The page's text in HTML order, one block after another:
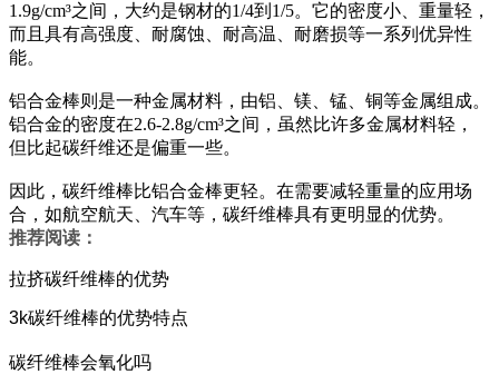
1.9g/cm³之间，大约是钢材的1/4到1/5。它的密度小、重量轻，
而且具有高强度、耐腐蚀、耐高温、耐磨损等一系列优异性
能。
铝合金棒则是一种金属材料，由铝、镁、锰、铜等金属组成。
铝合金的密度在2.6-2.8g/cm³之间，虽然比许多金属材料轻，
但比起碳纤维还是偏重一些。
因此，碳纤维棒比铝合金棒更轻。在需要减轻重量的应用场
合，如航空航天、汽车等，碳纤维棒具有更明显的优势。
推荐阅读：
拉挤碳纤维棒的优势
3k碳纤维棒的优势特点
碳纤维棒会氧化吗